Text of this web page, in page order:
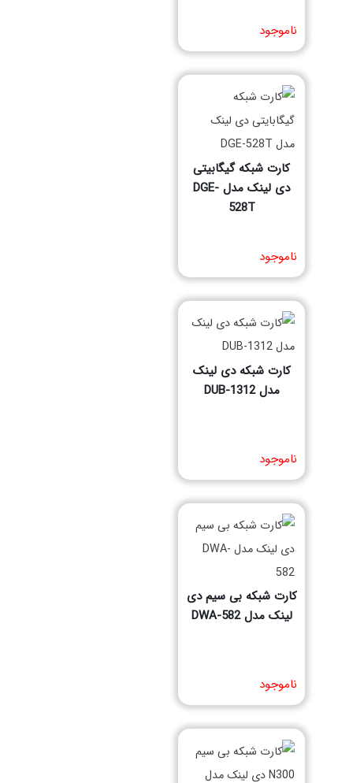
ناموجود
مشخصات فنی محصول
کارت شبکه گیگابیتی
دی لینک مدل DGE-
528T
ناموجود
مشخصات فنی محصول
کارت شبکه دی لینک
مدل DUB-1312
ناموجود
مشخصات فنی محصول
کارت شبکه بی سیم دی
لینک مدل DWA-582
ناموجود
مشخصات فنی محصول